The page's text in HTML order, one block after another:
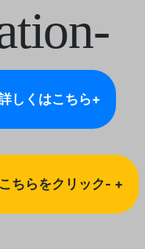
しくはこちら+
ちらをクリック- +